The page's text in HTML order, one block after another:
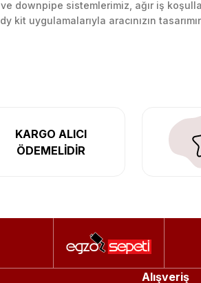
downpipe sistemlerimiz, ağır iş
kit uygulamalarıyla aracınızın
montaj merkezimizde profesyonel
KARGO ALICI
ÖDEMELİDİR
Alışveriş